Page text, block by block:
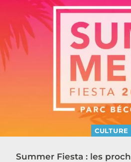
CULTURE
Summer Fiesta : les